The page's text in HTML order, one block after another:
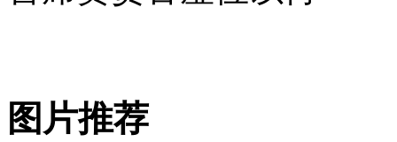
图片推荐